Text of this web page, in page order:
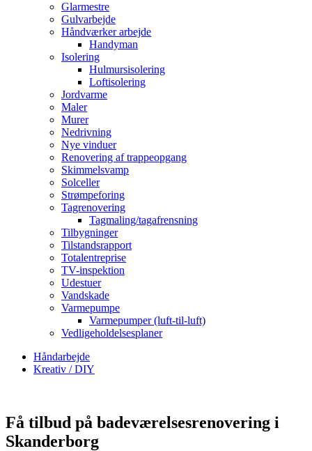
Glarmestre
Gulvarbejde
Håndværker arbejde
Handyman
Isolering
Hulmursisolering
Loftisolering
Jordvarme
Maler
Murer
Nedrivning
Nye vinduer
Renovering af trappeopgang
Skimmelsvamp
Solceller
Strømpeforing
Tagrenovering
Tagmaling/tagafrensning
Tilbygninger
Tilstandsrapport
Totalentreprise
TV-inspektion
Udestuer
Vandskade
Varmepumpe
Varmepumper (luft-til-luft)
Vedligeholdelsesplaner
Håndarbejde
Kreativ / DIY
Få tilbud på badeværelsesrenovering i
Skanderborg